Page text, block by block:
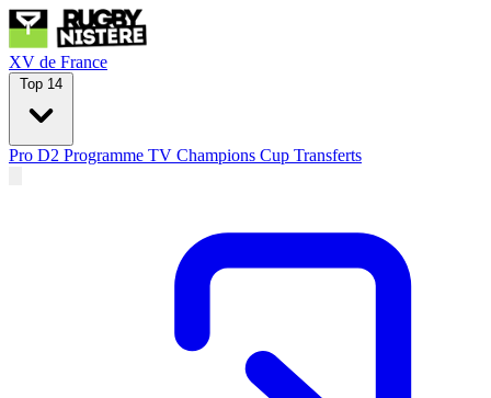
XV de France
Top 14
Pro D2 Programme TV Champions Cup Transferts